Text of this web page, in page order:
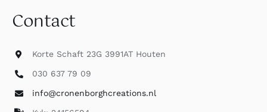
Contact
Korte Schaft 23G 3991AT Houten
030 637 79 09
info@cronenborghcreations.nl